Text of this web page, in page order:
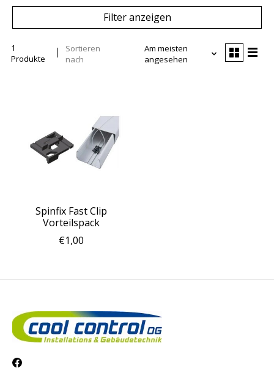
Filter anzeigen
1
Produkte
Sortieren
nach
Am meisten
angesehen
Spinfix Fast Clip
Vorteilspack
€1,00